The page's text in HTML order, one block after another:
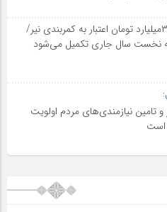
تخصیص ۳۰۰میلیارد تومان اعتبار به کمربندی نیر/
نخست سال جاری تکمیل می‌شود
و تامین نیازمندی‌های مردم اولویت‌
است